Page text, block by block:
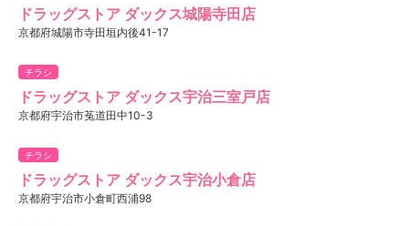
ドラッグストア ダックス城陽寺田店
京都府城陽市寺田垣内後41-17
チラシ
ドラッグストア ダックス宇治三室戸店
京都府宇治市菟道田中10-3
チラシ
ドラッグストア ダックス宇治小倉店
京都府宇治市小倉町西浦98